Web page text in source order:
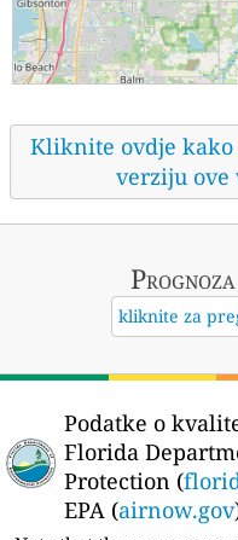
Kliknite ovdje
verziju ove
kliknite za
Podatke o
Florida
Protection (
EPA (airnow.gov